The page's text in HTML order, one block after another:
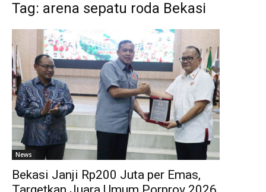
Tag: arena sepatu roda Bekasi
News
Bekasi Janji Rp200 Juta per Emas,